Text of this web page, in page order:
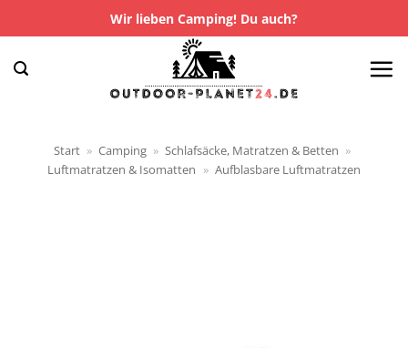
Inhalt
springen
Wir lieben Camping! Du auch?
Start » Camping » Schlafsäcke, Matratzen & Betten »
Luftmatratzen & Isomatten » Aufblasbare Luftmatratzen